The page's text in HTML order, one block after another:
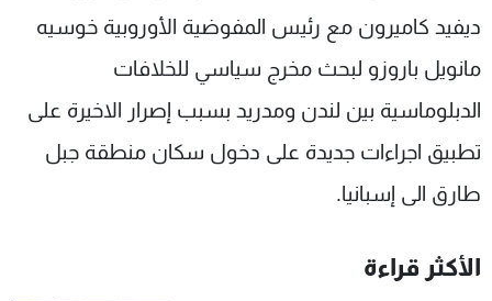
ديفيد كاميرون مع رئيس المفوضية الأوروبية خوسيه
مانويل باروزو لبحث مخرج سياسي للخلافات
الدبلوماسية بين لندن ومدريد بسبب إصرار الاخيرة على
تطبيق اجراءات جديدة على دخول سكان منطقة جبل
طارق الى إسبانيا.
الأكثر قراءة